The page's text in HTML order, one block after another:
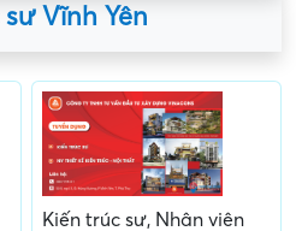
Vĩnh Yên
Kiến trúc sư, Nhân viên